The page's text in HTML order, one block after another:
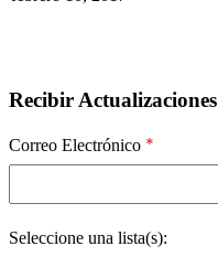
Recibir Actualizaciones
Correo Electrónico *
Seleccione una lista(s):